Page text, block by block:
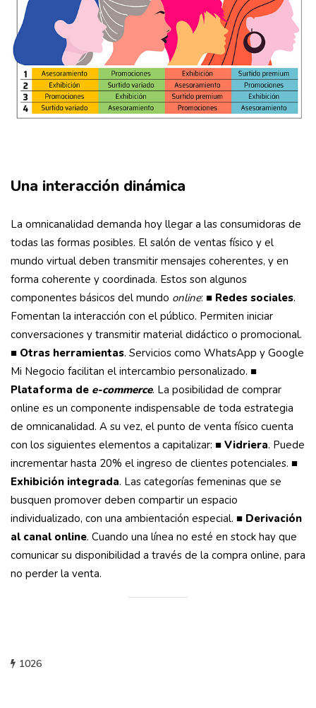
Una interacción dinámica
La omnicanalidad demanda hoy llegar a las consumidoras de
todas las formas posibles. El salón de ventas físico y el
mundo virtual deben transmitir mensajes coherentes, y en
forma coherente y coordinada. Estos son algunos
componentes básicos del mundo online: ■ Redes sociales.
Fomentan la interacción con el público. Permiten iniciar
conversaciones y transmitir material didáctico o promocional.
■ Otras herramientas. Servicios como WhatsApp y Google
Mi Negocio facilitan el intercambio personalizado. ■
Plataforma de e-commerce. La posibilidad de comprar
online es un componente indispensable de toda estrategia
de omnicanalidad. A su vez, el punto de venta físico cuenta
con los siguientes elementos a capitalizar: ■ Vidriera. Puede
incrementar hasta 20% el ingreso de clientes potenciales. ■
Exhibición integrada. Las categorías femeninas que se
busquen promover deben compartir un espacio
individualizado, con una ambientación especial. ■ Derivación
al canal online. Cuando una línea no esté en stock hay que
comunicar su disponibilidad a través de la compra online, para
no perder la venta.
1026